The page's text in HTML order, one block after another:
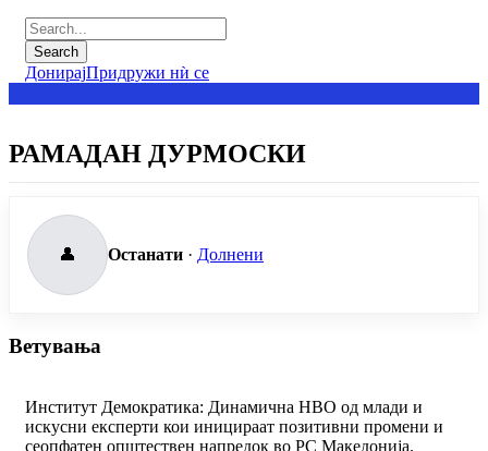
ДонирајПридружи нѝ се
РАМАДАН ДУРМОСКИ
👤 Останати · Долнени
Ветувања
Институт Демократика: Динамична НВО од млади и
искусни експерти кои иницираат позитивни промени и
сеопфатен општествен напредок во РС Македонија.